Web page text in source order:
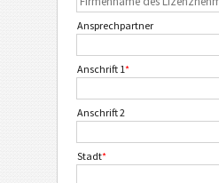
Ansprechpartner
Anschrift 1*
Anschrift 2
Stadt*